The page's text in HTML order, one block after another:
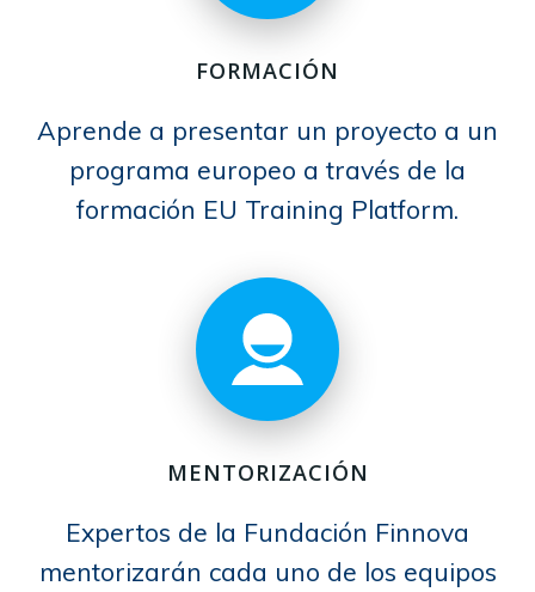
FORMACIÓN
Aprende a presentar un proyecto a un
programa europeo a través de la
formación EU Training Platform.
MENTORIZACIÓN
Expertos de la Fundación Finnova
mentorizarán cada uno de los equipos